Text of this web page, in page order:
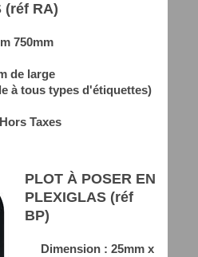
(réf RA)
750mm
de large
types d'étiquettes)
Taxes
PLOT À POSER EN
PLEXIGLAS (réf
BP)
Dimension : 25mm x